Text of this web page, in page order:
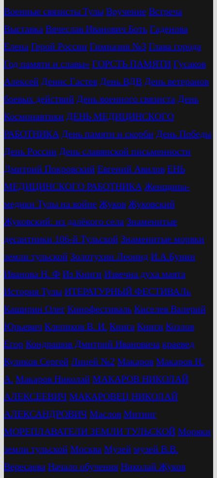
Военные связисты Тулы Вручение Встреча
Выставка Вячеслав Иванович Боть Гаденова
Елена Герой России Гимназия №3 Глава города
Год памяти и славы» ГОРСТЬ ПАМЯТИ Гусаков
Алексей Денис Гастев День ВДВ День ветеранов
боевых действий День военного связиста День
Космонавтики ДЕНЬ МЕДИЦИНСКОГО
РАБОТНИКА День памяти и скорби День Победы
День России День славянской письменности
Дмитрий Покровский Евгений Авилов ЕНЬ
МЕДИЦИНСКОГО РАБОТНИКА Женщины-
медики Тулы на войне Жуков Жуковский
Жуковский: из далёкого села Знаменитые
десантники 106-й Тульской Знаменитые моряки
земли тульской Золотухин Леонид И.А.Бунин
Иванова Н. Ф Из Книги Извечна духа маята
История Тулы ИТЕРАТУРНЫЙ ФЕСТИВАЛь
Каширин Олег Кинофестиваль Киселев Валерий
Юрьевич Клепиков В. И. Книга Книги Козлов
Егор Кондрашов Дмитрий Ивановича краевед
Куликов Сергей Лицей №2 Макаров Макаров Н.
А. Макаров Николай МАКАРОВ НИКОЛАЙ
АЛЕКСЕЕВИЧ МАКАРОВЕЦ НИКОЛАЙ
АЛЕКСАНДРОВИЧ Маслов Митинг
МОРЕПЛАВАТЕЛИ ЗЕМЛИ ТУЛЬСКОЙ Моряки
земли тульской Москва Музей музей В.В.
Вересаева Начало обучения Николай Жуков